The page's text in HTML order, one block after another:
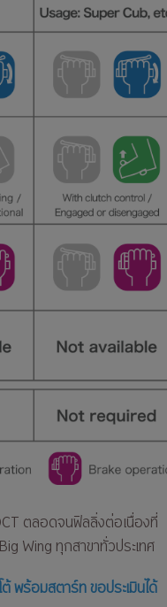
ตลอดจนฟิลลิ่งต่อเนื่องที่
Wing ทุกสาขาทั่วประเทศ
พร้อมสตาร์ท ขอประเมินได้